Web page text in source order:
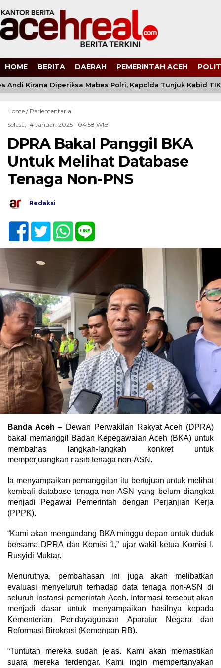
HOME BERITA DAERAH PEMERINTAH ACEH
Andi Kirana Diperiksa Mabes Polri, Kapolda Tunjuk Kabid
Home / Parlementarial
Selasa, 14 Januari 2025 - 04:58 WIB
DPRA Bakal Panggil BKA
Untuk Melihat Database
Tenaga Non-PNS
Redaksi
Banda Aceh – Dewan Perwakilan Rakyat Aceh (DPRA)
bakal memanggil Badan Kepegawaian Aceh (BKA) untuk
membahas langkah-langkah konkret untuk
memperjuangkan nasib tenaga non-ASN.
Ia menyampaikan pemanggilan itu bertujuan untuk melihat
kembali database tenaga non-ASN yang belum diangkat
menjadi Pegawai Pemerintah dengan Perjanjian Kerja
(PPPK).
“Kami akan mengundang BKA minggu depan untuk duduk
bersama DPRA dan Komisi 1,” ujar wakil ketua Komisi I,
Rusyidi Muktar.
Menurutnya, pembahasan ini juga akan melibatkan
evaluasi menyeluruh terhadap data tenaga non-ASN di
seluruh instansi pemerintah Aceh. Informasi tersebut akan
menjadi dasar untuk menyampaikan hasilnya kepada
Kementerian Pendayagunaan Aparatur Negara dan
Reformasi Birokrasi (Kemenpan RB).
“Tuntutan mereka sudah jelas. Kami akan memastikan
suara mereka terdengar. Kami ingin mempertanyakan